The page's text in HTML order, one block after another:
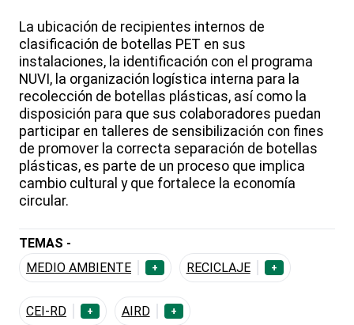
La ubicación de recipientes internos de
clasificación de botellas PET en sus
instalaciones, la identificación con el programa
NUVI, la organización logística interna para la
recolección de botellas plásticas, así como la
disposición para que sus colaboradores puedan
participar en talleres de sensibilización con fines
de promover la correcta separación de botellas
plásticas, es parte de un proceso que implica
cambio cultural y que fortalece la economía
circular.
TEMAS -
MEDIO AMBIENTE
+ RECICLAJE +
CEI-RD + AIRD +